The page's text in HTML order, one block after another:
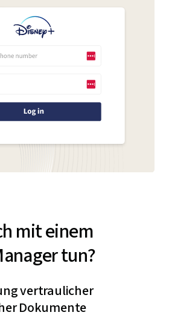
mit einem
tun?
vertraulicher
Dokumente